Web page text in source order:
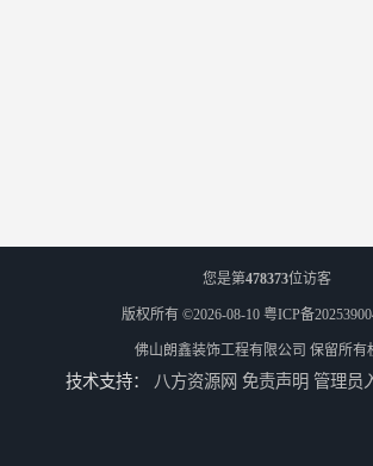
您是第478373位访客
版权所有 ©2026-08-10 粤ICP备
佛山朗鑫装饰工程有限公司 保留所有
技术支持： 八方资源网 免责声明 管理员